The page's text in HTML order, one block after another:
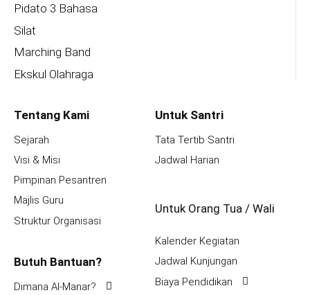
Pidato 3 Bahasa
Silat
Marching Band
Ekskul Olahraga
Tentang Kami
Sejarah
Visi & Misi
Pimpinan Pesantren
Majlis Guru
Struktur Organisasi
Butuh Bantuan?
Dimana Al-Manar?
Untuk Santri
Tata Tertib Santri
Jadwal Harian
Untuk Orang Tua / Wali
Kalender Kegiatan
Jadwal Kunjungan
Biaya Pendidikan